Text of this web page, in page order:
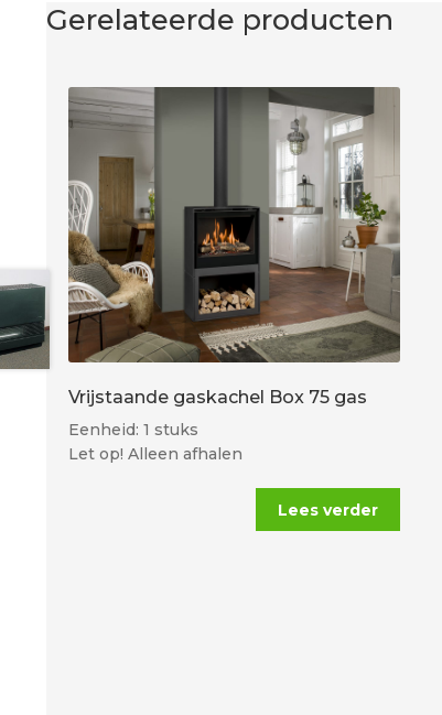
Gerelateerde producten
Vrijstaande gaskachel Box 75 gas
Eenheid: 1 stuks
Let op! Alleen afhalen
Lees verder